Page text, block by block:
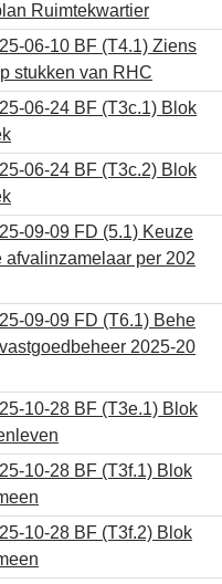
Ruimtekwartier
06-10 BF (T4.1) Ziens
stukken van RHC
06-24 BF (T3c.1) Blok
06-24 BF (T3c.2) Blok
09-09 FD (5.1) Keuze
afvalinzamelaar per 202
09-09 FD (T6.1) Behe
2025-20
10-28 BF (T3e.1) Blok
10-28 BF (T3f.1) Blok
10-28 BF (T3f.2) Blok